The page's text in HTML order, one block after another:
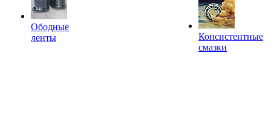
Ободные
ленты
Консистентные
смазки